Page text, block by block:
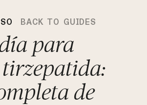
BACK TO GUIDES
para
de